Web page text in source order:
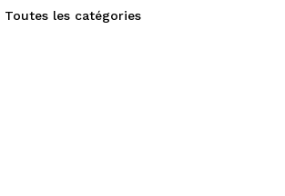
Toutes les catégories